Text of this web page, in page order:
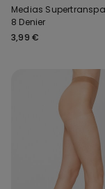
Medias
8 Denier
3,99 €